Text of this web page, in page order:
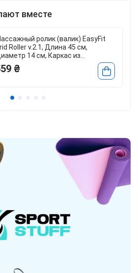
вместе
ролик (валик) EasyFit
Roller v.2.1, Длина 45 см,
14 см, Каркас из
пластика, Пена
с массажной поверхностью 3D,
₴